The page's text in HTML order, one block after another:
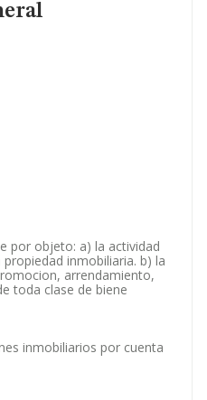
por objeto: a) la actividad
inmobiliaria. b) la
arrendamiento,
toda clase de biene
inmobiliarios por cuenta
sobre la empresa.
complementaria.